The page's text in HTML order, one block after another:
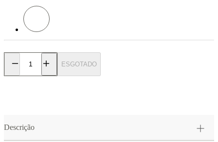
Cor: Branco/Cinza Grafite
ESGOTADO
Descrição